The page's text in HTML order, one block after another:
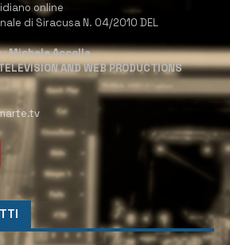
online
di Siracusa N. 04/2010 DEL
Michele Accolla
AND WEB PRODUCTIONS